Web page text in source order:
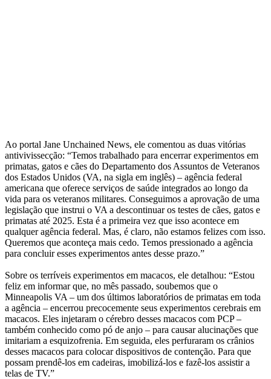
Ao portal Jane Unchained News, ele comentou as duas vitórias
antivivissecção: “Temos trabalhado para encerrar experimentos em
primatas, gatos e cães do Departamento dos Assuntos de Veteranos
dos Estados Unidos (VA, na sigla em inglês) – agência federal
americana que oferece serviços de saúde integrados ao longo da
vida para os veteranos militares. Conseguimos a aprovação de uma
legislação que instrui o VA a descontinuar os testes de cães, gatos e
primatas até 2025. Esta é a primeira vez que isso acontece em
qualquer agência federal. Mas, é claro, não estamos felizes com isso.
Queremos que aconteça mais cedo. Temos pressionado a agência
para concluir esses experimentos antes desse prazo.”
Sobre os terríveis experimentos em macacos, ele detalhou: “Estou
feliz em informar que, no mês passado, soubemos que o
Minneapolis VA – um dos últimos laboratórios de primatas em toda
a agência – encerrou precocemente seus experimentos cerebrais em
macacos. Eles injetaram o cérebro desses macacos com PCP –
também conhecido como pó de anjo – para causar alucinações que
imitariam a esquizofrenia. Em seguida, eles perfuraram os crânios
desses macacos para colocar dispositivos de contenção. Para que
possam prendê-los em cadeiras, imobilizá-los e fazê-los assistir a
telas de TV.”